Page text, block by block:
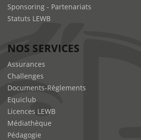
Sponsoring - Partenariats
Statuts LEWB
NOS SERVICES
Assurances
Challenges
Documents-Règlements
Equiclub
Licences LEWB
Médiathèque
Pédagogie